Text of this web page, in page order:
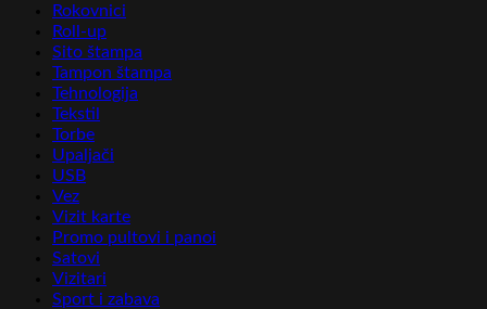
Rokovnici
Roll-up
Sito štampa
Tampon štampa
Tehnologija
Tekstil
Torbe
Upaljači
USB
Vez
Vizit karte
Promo pultovi i panoi
Satovi
Vizitari
Sport i zabava